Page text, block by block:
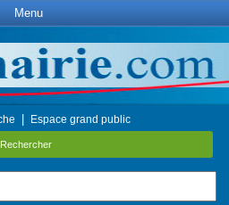
Menu
Espace grand public
Rechercher